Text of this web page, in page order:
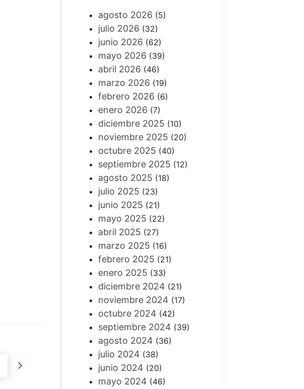
agosto 2026 (5)
julio 2026 (32)
junio 2026 (62)
mayo 2026 (39)
abril 2026 (46)
marzo 2026 (19)
febrero 2026 (6)
enero 2026 (7)
diciembre 2025 (10)
noviembre 2025 (20)
octubre 2025 (40)
septiembre 2025 (12)
agosto 2025 (18)
julio 2025 (23)
junio 2025 (21)
mayo 2025 (22)
abril 2025 (27)
marzo 2025 (16)
febrero 2025 (21)
enero 2025 (33)
diciembre 2024 (21)
noviembre 2024 (17)
octubre 2024 (42)
septiembre 2024 (39)
agosto 2024 (36)
julio 2024 (38)
junio 2024 (20)
mayo 2024 (46)